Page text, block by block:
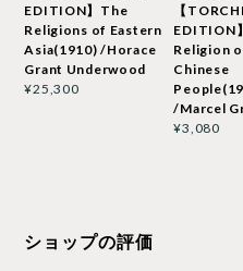
EDITION】The
Religions of Eastern
Asia(1910) /Horace
Grant Underwood
¥25,300
【
EDITION
Religion
Chinese
/Marcel
¥3,080
ショップの評価